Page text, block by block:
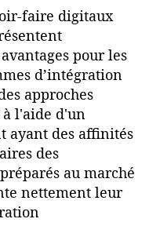
faire digitaux
pour les
d’intégration
approches
à l'aide d'un
ayant des affinités
des
au marché
nettement leur